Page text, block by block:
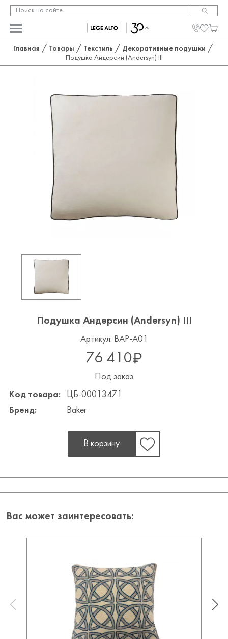
Главная / Товары / Текстиль / Декоративные подушки /
Подушка Андерсин (Andersyn) III
Подушка Андерсин (Andersyn) III
Артикул: BAP-A01
76 410
Под заказ
Код товара:
ЦБ-00013471
Бренд:
Baker
В корзину
Вас может заинтересовать: